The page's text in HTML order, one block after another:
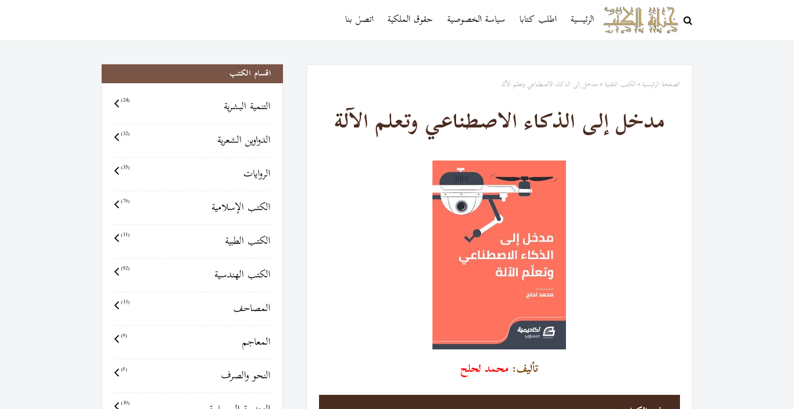
الرئيسية اطلب كتابا سياسة الخصوصية حقوق الملكية اتصل بنا
الصفحة الرئيسية الكتب التقنية مدخل إلى الذكاء الاصطناعي وتعلم الآلة
مدخل إلى الذكاء الاصطناعي وتعلم الآلة
تأليف: محمد لحلح
اقسام الكتب
التنمية البشرية (24)
الدواوين الشعرية (32)
الروايات (35)
الكتب الإسلامية (76)
الكتب الطبية (11)
الكتب الهندسية (92)
المصاحف (13)
المعاجم (9)
النحو والصرف (8)
(10)